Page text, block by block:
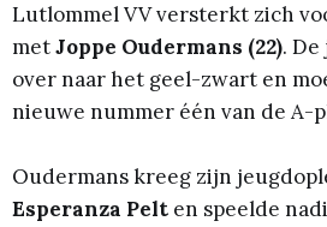
Lutlommel VV versterkt zich
metJoppe Oudermans (22).
over naar het geel-zwart en
nieuwe nummer één van de A-
Oudermans kreeg zijn
Esperanza Pelt en speelde